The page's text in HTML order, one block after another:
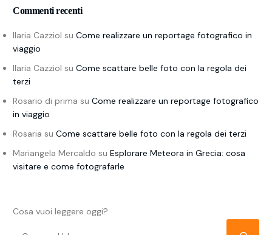
Commenti recenti
Ilaria Cazziol suCome realizzare un reportage fotografico in
viaggio
Ilaria Cazziol suCome scattare belle foto con la regola dei
terzi
Rosario di prima suCome realizzare un reportage fotografico
in viaggio
Rosaria suCome scattare belle foto con la regola dei terzi
Mariangela Mercaldo suEsplorare Meteora in Grecia: cosa
visitare e come fotografarle
Cosa vuoi leggere oggi?